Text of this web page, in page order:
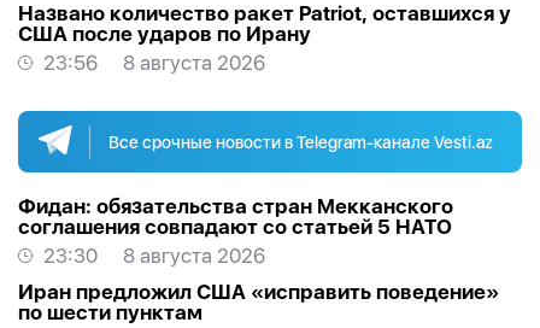
Названо количество ракет Patriot, оставшихся у
США после ударов по Ирану
23:56
8 августа 2026
Все срочные новости в Telegram-канале Vesti.az
Фидан: обязательства стран Мекканского
соглашения совпадают со статьей 5 НАТО
23:30
8 августа 2026
Иран предложил США «исправить поведение»
по шести пунктам